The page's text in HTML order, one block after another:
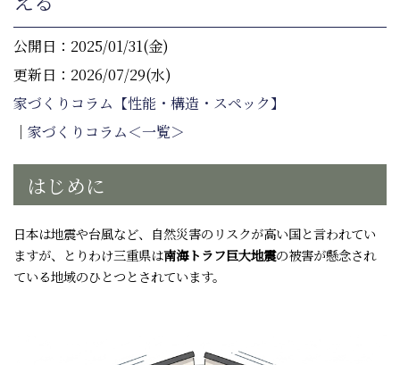
公開日：2025/01/31(金)
更新日：2026/07/29(水)
家づくりコラム【性能・構造・スペック】
｜ 家づくりコラム＜一覧＞
はじめに
日本は地震や台風など、自然災害のリスクが高い国と言われてい
ますが、とりわけ三重県は南海トラフ巨大地震の被害が懸念され
ている地域のひとつとされています。